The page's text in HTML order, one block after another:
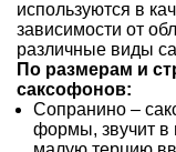
используются в
зависимости от
различные виды
По размерам и
саксофонов:
Сопранино –
формы, звучит в